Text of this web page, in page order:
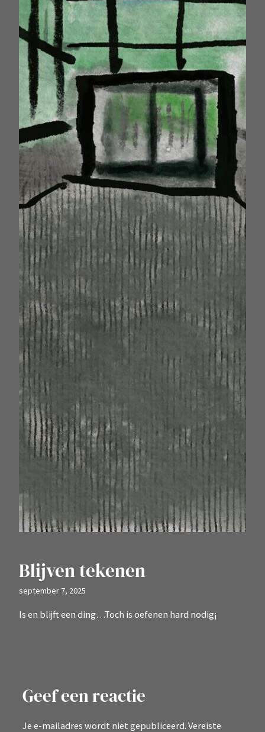
Blijven tekenen
september 7, 2025
Is en blijft een ding…Toch is oefenen hard nodig¡
Geef een reactie
Je e-mailadres wordt niet gepubliceerd. Vereiste